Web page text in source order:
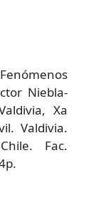
Niebla-
Xa
Valdivia.
Fac.